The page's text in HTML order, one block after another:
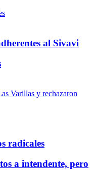
al Sivavi
radicales
a intendente, pero